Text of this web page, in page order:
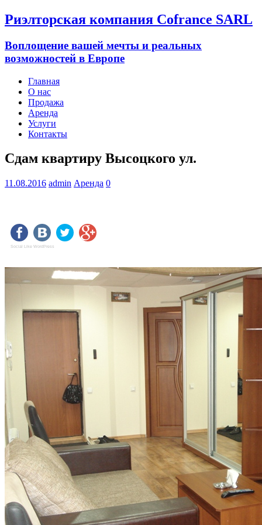
Риэлторская компания Cofrance SARL
Воплощение вашей мечты и реальных
возможностей в Европе
Главная
О нас
Продажа
Аренда
Услуги
Контакты
Сдам квартиру Высоцкого ул.
11.08.2016 admin Аренда 0
Social Like WordPress